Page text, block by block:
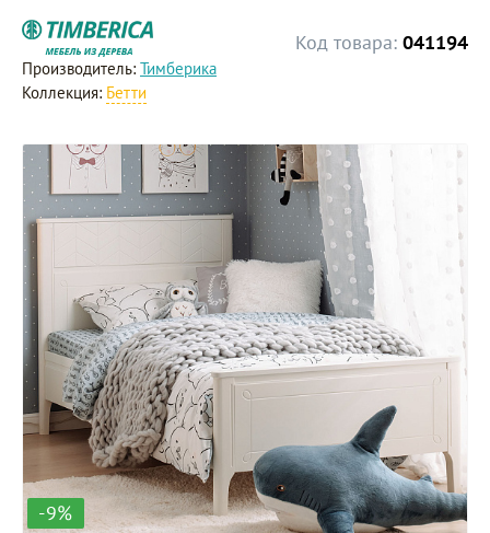
Код товара: 041194
Производитель: Тимберика
Коллекция: Бетти
-9%